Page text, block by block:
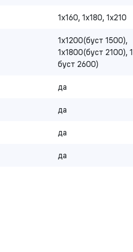
1х160, 1х180, 1х210
1х1200(буст 1500),
1х1800(буст 2100),
буст 2600)
да
да
да
да